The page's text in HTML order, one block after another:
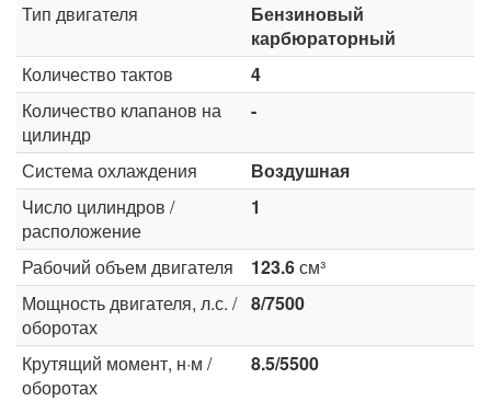
Тип двигателя
Бензиновый
карбюраторный
Количество тактов
4
Количество клапанов на
цилиндр
-
Система охлаждения
Воздушная
Число цилиндров /
расположение
1
Рабочий объем двигателя 123.6см³
Мощность двигателя, л.с. /
оборотах
8/7500
Крутящий момент, н·м /
оборотах
8.5/5500